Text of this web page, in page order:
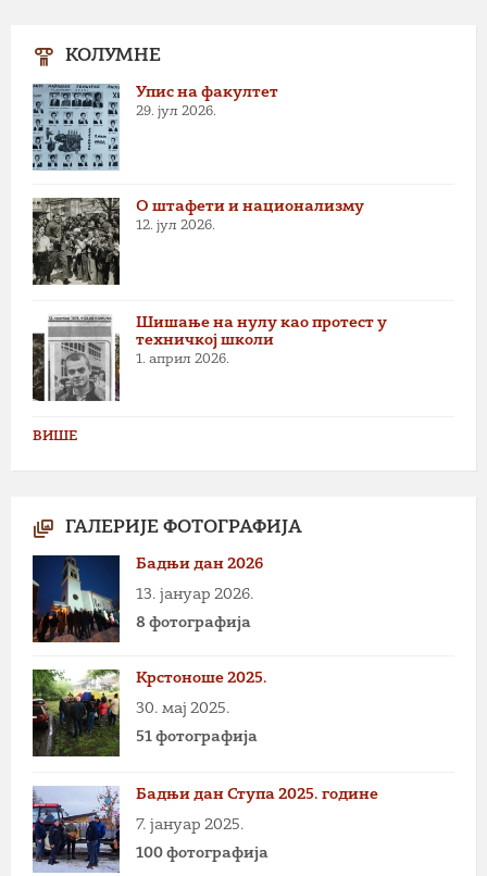
КОЛУМНЕ
Упис на факултет
29. јул 2026.
О штафети и национализму
12. јул 2026.
Шишање на нулу као протест у
техничкој школи
1. април 2026.
ВИШЕ
ГАЛЕРИЈЕ ФОТОГРАФИЈА
Бадњи дан 2026
13. јануар 2026.
8 фотографија
Крстоноше 2025.
30. мај 2025.
51 фотографија
Бадњи дан Ступа 2025. године
7. јануар 2025.
100 фотографија